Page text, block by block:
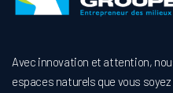
Avec innovation et attention,
espaces naturels que vous